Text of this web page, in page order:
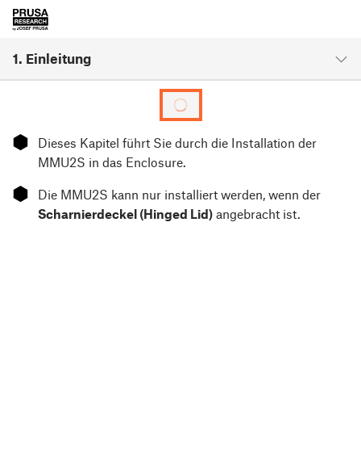
1. Einleitung
⬢
Dieses Kapitel führt Sie durch die Installation der
MMU2S in das Enclosure.
⬢
Die MMU2S kann nur installiert werden, wenn der
Scharnierdeckel (Hinged Lid) angebracht ist.